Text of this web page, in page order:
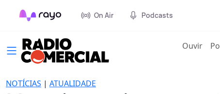
On Air Podcasts
Ouvir
NOTÍCIAS | ATUALIDADE